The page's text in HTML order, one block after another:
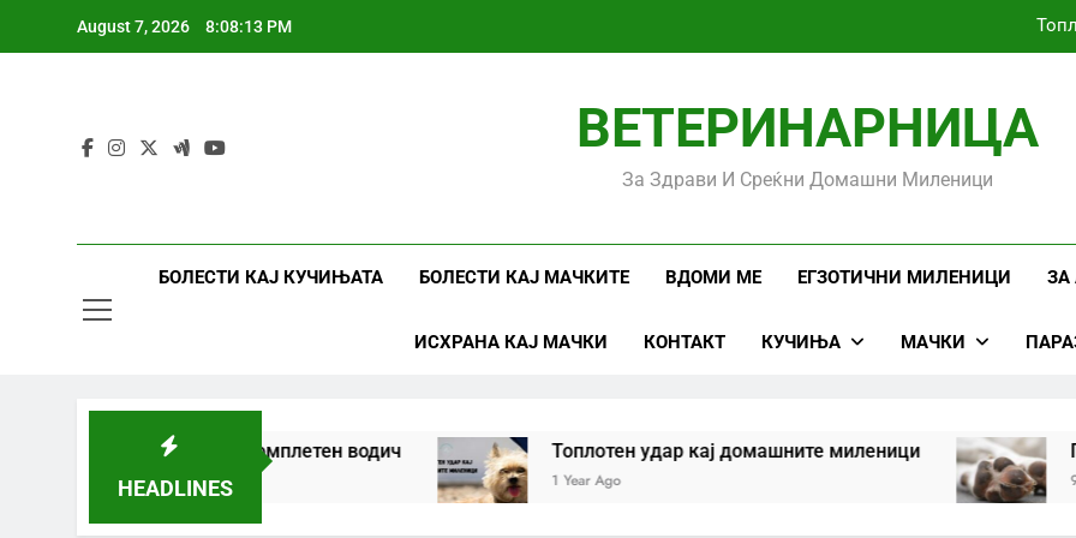
August 7, 2026 8:08:13 PM
Убоди и угризи од
Стоматолошко здравје
Убоди и угризи од
ВЕТЕРИНАРНИЦА
За Здрави И Среќни Домашни Миленици
БОЛЕСТИ КАЈ КУЧИЊАТА БОЛЕСТИ КАЈ МАЧКИТЕ ВДОМИ МЕ ЕГЗОТИЧНИ МИЛЕНИЦИ ЗА
ИСХРАНА КАЈ МАЧКИ КОНТАКТ КУЧИЊА МАЧКИ
HEADLINES
кај кучиња и мачки | Комплетен водич Топлотен удар кај домашните миленици
1 Year Ago 9